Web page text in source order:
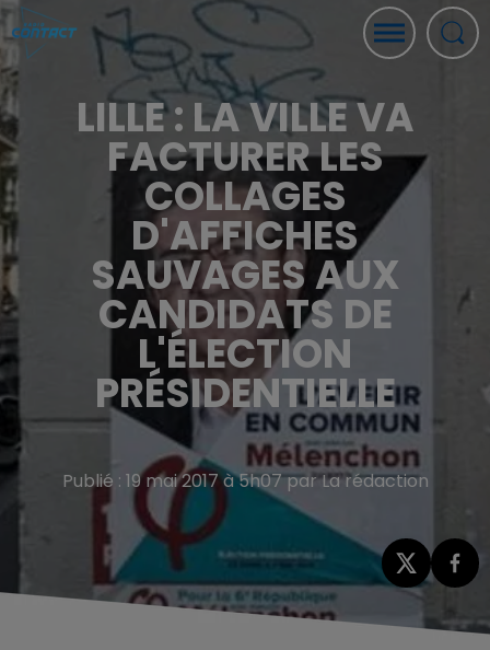
LILLE : LA VILLE VA
FACTURER LES
COLLAGES
D'AFFICHES
SAUVAGES AUX
CANDIDATS DE
L'ÉLECTION
PRÉSIDENTIELLE
Publié : 19 mai 2017 à 5h07 par La rédaction